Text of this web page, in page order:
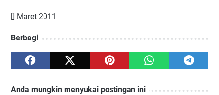
[] Maret 2011
Berbagi
Anda mungkin menyukai postingan ini